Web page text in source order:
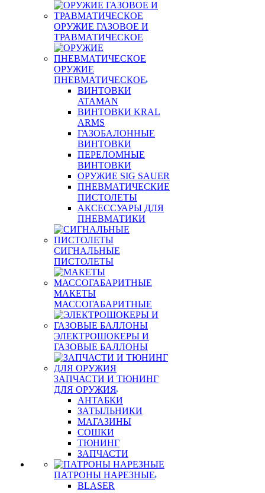
ОРУЖИЕ ГАЗОВОЕ И
ТРАВМАТИЧЕСКОЕ
ОРУЖИЕ
ПНЕВМАТИЧЕСКОЕ
ВИНТОВКИ
ATAMAN
ВИНТОВКИ KRAL
ARMS
ГАЗОБАЛОННЫЕ
ВИНТОВКИ
ПЕРЕЛОМНЫЕ
ВИНТОВКИ
ОРУЖИЕ SIG SAUER
ПНЕВМАТИЧЕСКИЕ
ПИСТОЛЕТЫ
АКСЕССУАРЫ ДЛЯ
ПНЕВМАТИКИ
СИГНАЛЬНЫЕ
ПИСТОЛЕТЫ
МАКЕТЫ
МАССОГАБАРИТНЫЕ
ЭЛЕКТРОШОКЕРЫ И
ГАЗОВЫЕ БАЛЛОНЫ
ЗАПЧАСТИ И ТЮНИНГ
ДЛЯ ОРУЖИЯ
АНТАБКИ
ЗАТЫЛЬНИКИ
МАГАЗИНЫ
СОШКИ
ТЮНИНГ
ЗАПЧАСТИ
ПАТРОНЫ НАРЕЗНЫЕ
BLASER